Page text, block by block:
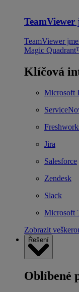
TeamViewer
Magic
Klíčová
Microsoft
Jira
Salesforce
Zendesk
Slack
Microsoft
Zobrazit
Řešení
Oblíbené